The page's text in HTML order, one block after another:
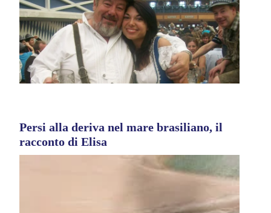
Persi alla deriva nel mare brasiliano, il
racconto di Elisa